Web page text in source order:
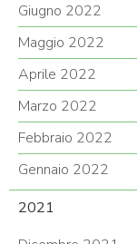
Giugno 2022
Maggio 2022
Aprile 2022
Marzo 2022
Febbraio 2022
Gennaio 2022
2021